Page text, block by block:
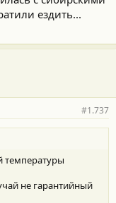
ездить...
#1.737
температуры
не гарантийный